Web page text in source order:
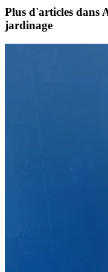
Plus d'articles dans
jardinage